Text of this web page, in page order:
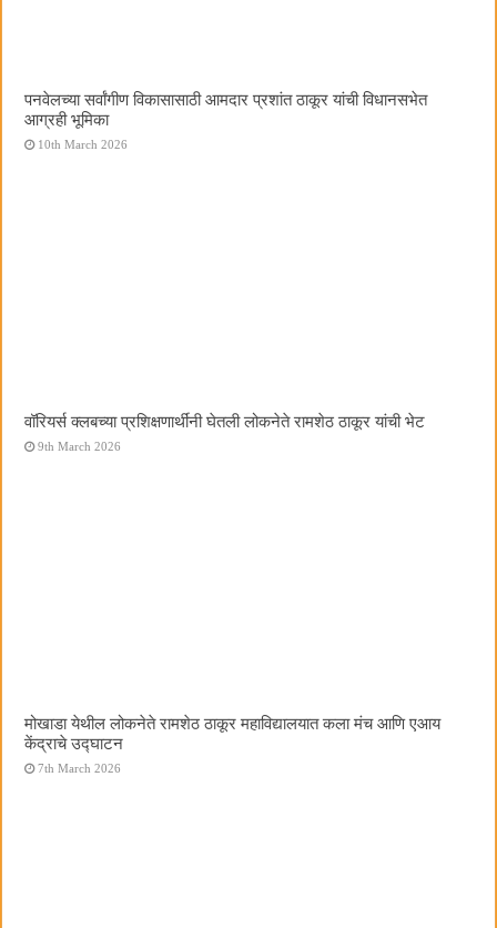
पनवेलच्या सर्वांगीण विकासासाठी आमदार प्रशांत ठाकूर यांची विधानसभेत
आग्रही भूमिका
10th March 2026
वॉरियर्स क्लबच्या प्रशिक्षणार्थींनी घेतली लोकनेते रामशेठ ठाकूर यांची भेट
9th March 2026
मोखाडा येथील लोकनेते रामशेठ ठाकूर महाविद्यालयात कला मंच आणि एआय
केंद्राचे उद्घाटन
7th March 2026